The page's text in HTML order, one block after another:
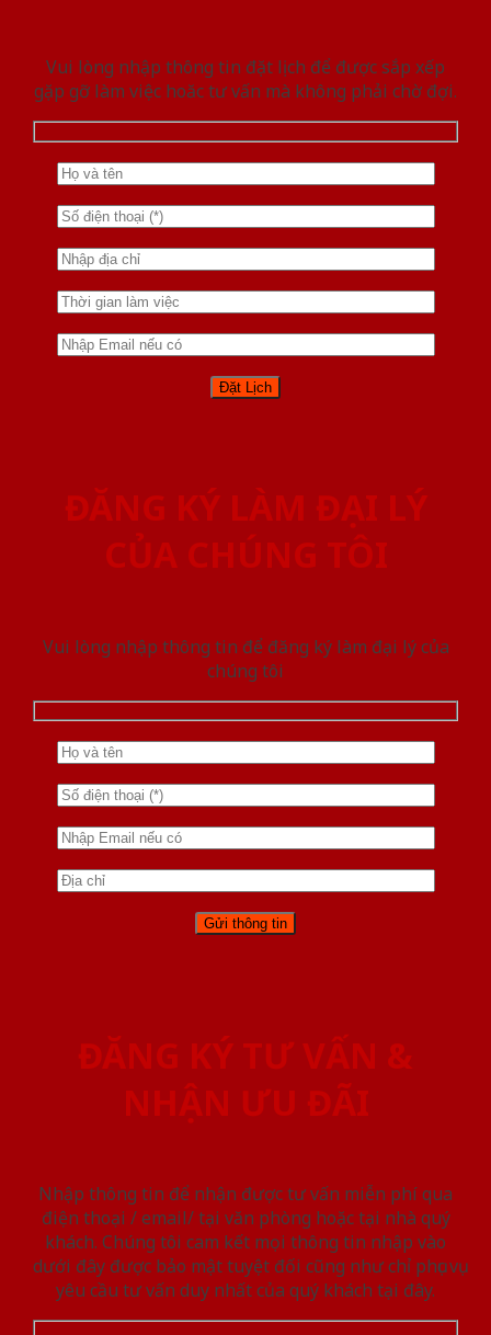
Vui lòng nhập thông tin đặt lịch để được sắp xếp
gặp gỡ làm việc hoăc tư vấn mà không phải chờ đợi.
ĐĂNG KÝ LÀM ĐẠI LÝ
CỦA CHÚNG TÔI
Vui lòng nhập thông tin để đăng ký làm đại lý của
chúng tôi
ĐĂNG KÝ TƯ VẤN &
NHẬN ƯU ĐÃI
Nhập thông tin để nhận được tư vấn miễn phí qua
điện thoại / email/ tại văn phòng hoặc tại nhà quý
khách. Chúng tôi cam kết mọi thông tin nhập vào
dưới đây được bảo mật tuyệt đối cũng như chỉ phục vụ
yêu cầu tư vấn duy nhất của quý khách tại đây.